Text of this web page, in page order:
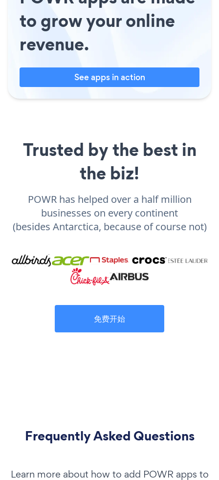
to grow your online
revenue.
See apps in action
Trusted by the best in
the biz!
POWR has helped over a half million
businesses on every continent
(besides Antarctica, because of course not)
免费开始
Frequently Asked Questions
Learn more about how to add POWR apps to